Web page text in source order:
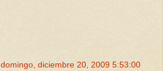
domingo, diciembre 20, 2009 5:53:00